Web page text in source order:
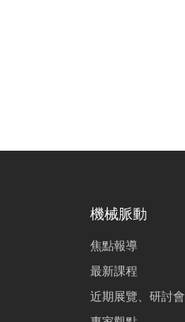
機械脈動
焦點報導
最新課程
近期展覽、研討會